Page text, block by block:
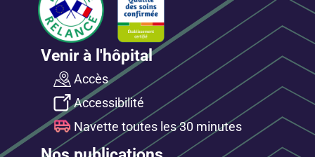
Venir à l'hôpital
Accès
Accessibilité
Navette toutes les 30 minutes